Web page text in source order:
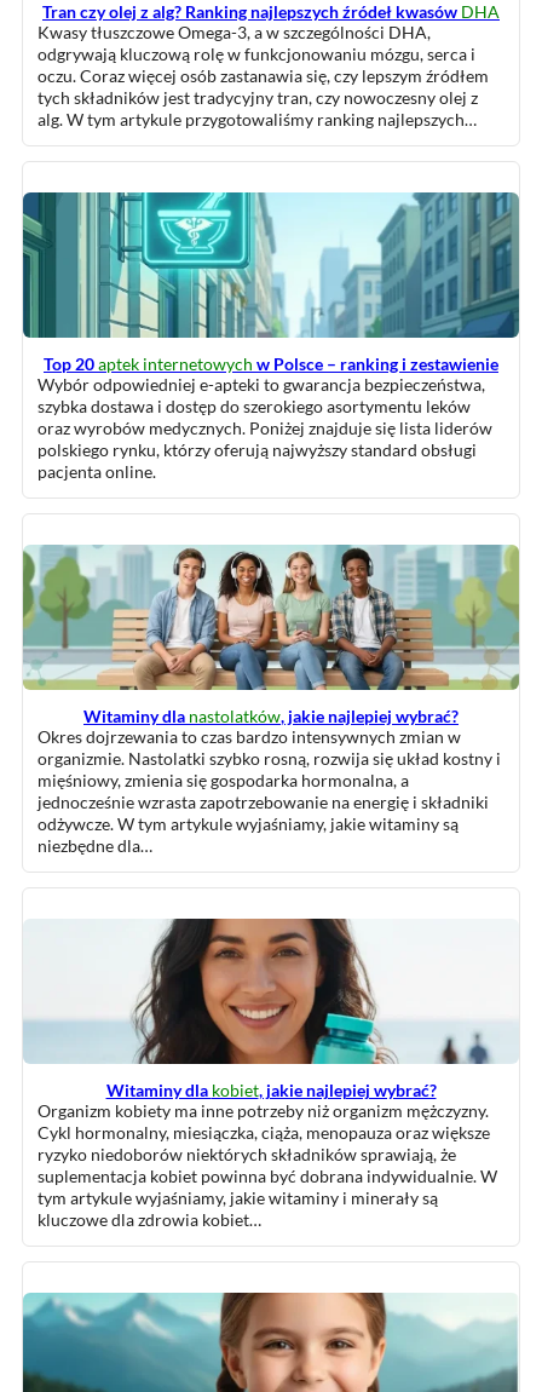
Tran czy olej z alg? Ranking najlepszych źródeł kwasów DHA
Kwasy tłuszczowe Omega-3, a w szczególności DHA,
odgrywają kluczową rolę w funkcjonowaniu mózgu, serca i
oczu. Coraz więcej osób zastanawia się, czy lepszym źródłem
tych składników jest tradycyjny tran, czy nowoczesny olej z
alg. W tym artykule przygotowaliśmy ranking najlepszych…
Top 20aptek internetowych w Polsce – ranking i zestawienie
Wybór odpowiedniej e-apteki to gwarancja bezpieczeństwa,
szybka dostawa i dostęp do szerokiego asortymentu leków
oraz wyrobów medycznych. Poniżej znajduje się lista liderów
polskiego rynku, którzy oferują najwyższy standard obsługi
pacjenta online.
Witaminy dla nastolatków, jakie najlepiej wybrać?
Okres dojrzewania to czas bardzo intensywnych zmian w
organizmie. Nastolatki szybko rosną, rozwija się układ kostny i
mięśniowy, zmienia się gospodarka hormonalna, a
jednocześnie wzrasta zapotrzebowanie na energię i składniki
odżywcze. W tym artykule wyjaśniamy, jakie witaminy są
niezbędne dla…
Witaminy dla kobiet, jakie najlepiej wybrać?
Organizm kobiety ma inne potrzeby niż organizm mężczyzny.
Cykl hormonalny, miesiączka, ciąża, menopauza oraz większe
ryzyko niedoborów niektórych składników sprawiają, że
suplementacja kobiet powinna być dobrana indywidualnie. W
tym artykule wyjaśniamy, jakie witaminy i minerały są
kluczowe dla zdrowia kobiet…